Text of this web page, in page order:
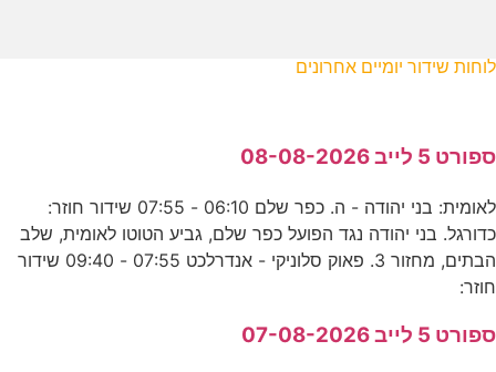
לוחות שידור יומיים אחרונים
ספורט 5 לייב 08-08-2026
לאומית: בני יהודה - ה. כפר שלם 06:10 - 07:55 שידור חוזר:
כדורגל. בני יהודה נגד הפועל כפר שלם, גביע הטוטו לאומית, שלב
הבתים, מחזור 3. פאוק סלוניקי - אנדרלכט 07:55 - 09:40 שידור
חוזר:
ספורט 5 לייב 07-08-2026